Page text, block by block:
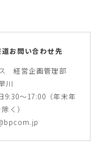
お問い合わせ先
経営企画管理部
川
～17:00（年末年
く）